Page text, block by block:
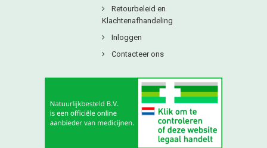
Controleer de milligram per dag en het aantal porties. Verspreid
innemen kan prettig zijn. Combineer je meerdere producten, check dan
Zoek je vegan, glutenvrij of suikervrij Controleer dan de ingrediënten en
hulpstoffen. Kies een samenstelling die past bij jouw wensen.
helpt de opname van ijzer uit voeding. Veel gebruikers nemen
ijzer samen met een glas water en een product met vitamine C of kiezen
een formule waarin vitamine C al is toegevoegd.
Retourbeleid en
Klachtenafhandeling
Inloggen
Contacteer ons